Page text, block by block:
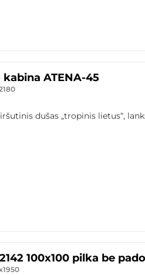
ATENA-45
dušas „tropinis lietus“,
100x100 pilka be pado